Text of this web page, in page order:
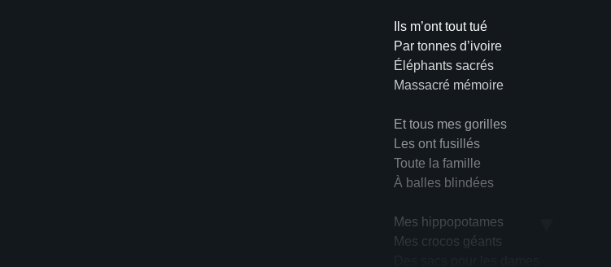
Ils m’ont tout tué
Par tonnes d’ivoire
Éléphants sacrés
Massacré mémoire
Et tous mes gorilles
Les ont fusillés
Toute la famille
À balles blindées
Mes hippopotames
Mes crocos géants